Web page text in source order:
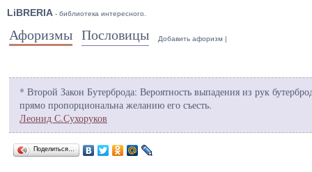
LiBRERIA - библиотека интересного.
Афоризмы Пословицы Добавить афоризм |
* Второй Закон Бутерброда: Вероятность выпадения из рук
прямо пропорциональна желанию его съесть.
Леонид С.Сухоруков
Поделиться…